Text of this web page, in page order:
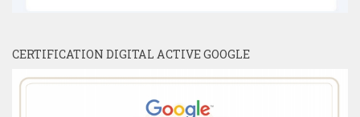
CERTIFICATION DIGITAL ACTIVE GOOGLE